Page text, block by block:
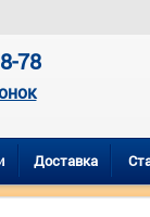
78
Доставка